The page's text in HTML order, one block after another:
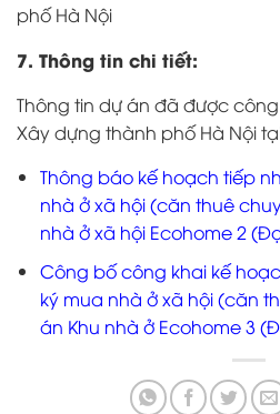
phố Hà Nội
7. Thông tin chi tiết:
Thông tin dự án đã được
Xây dựng thành phố Hà Nội
Thông báo kế hoạch tiếp
nhà ở xã hội (căn thuê
nhà ở xã hội Ecohome 2
Công bố công khai kế
ký mua nhà ở xã hội (căn
án Khu nhà ở Ecohome 3